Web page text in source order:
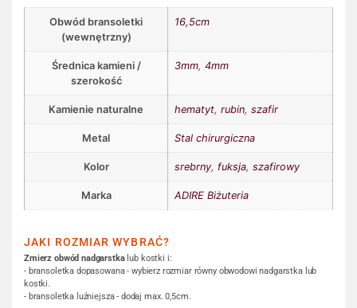
Obwód bransoletki
(wewnętrzny)
16,5cm
Średnica kamieni /
szerokość
3mm, 4mm
Kamienie naturalne hematyt, rubin, szafir
Metal Stal chirurgiczna
Kolor srebrny, fuksja, szafirowy
Marka ADIRE Biżuteria
JAKI ROZMIAR WYBRAĆ?
Zmierz obwód nadgarstkalub kostki i:
- bransoletka dopasowana - wybierz rozmiar równy obwodowi nadgarstka lub
kostki.
- bransoletka luźniejsza - dodaj max. 0,5cm.